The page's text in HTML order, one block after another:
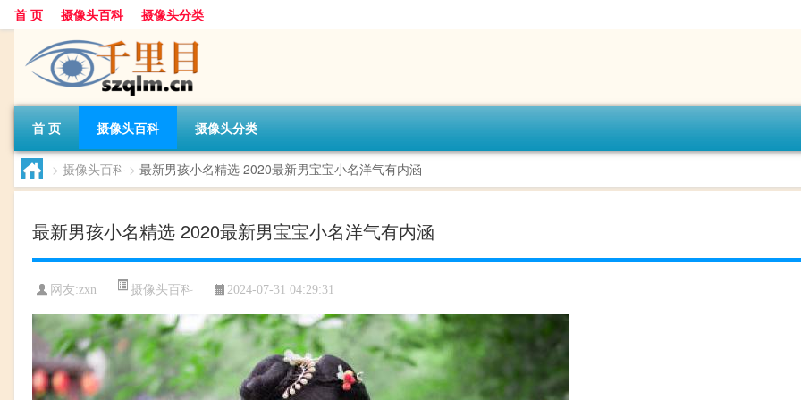
首 页 摄像头百科 摄像头分类
首 页 摄像头百科 摄像头分类
> 摄像头百科 > 最新男孩小名精选 2020最新男宝宝小名洋气有内涵
最新男孩小名精选 2020最新男宝宝小名洋气有内涵
网友:zxn 摄像头百科 2024-07-31 04:29:31